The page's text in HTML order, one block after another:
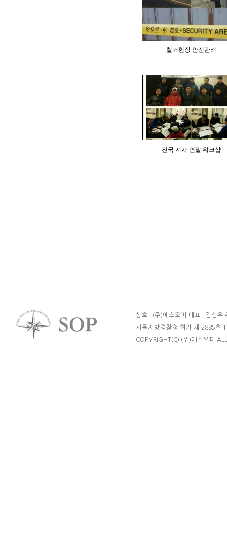
철거현장 안전관리
전국 지사 연말 워크샵
상호 : (주)에스오피 대표 : 김선
서울지방경찰청 허가 제 2885호
COPYRIGHT(C) (주)에스오피